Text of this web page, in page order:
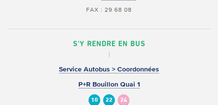
FAX : 29 68 08
S'Y RENDRE EN BUS
Service Autobus > Coordonnées
P+R Bouillon Quai 1
10 22 24